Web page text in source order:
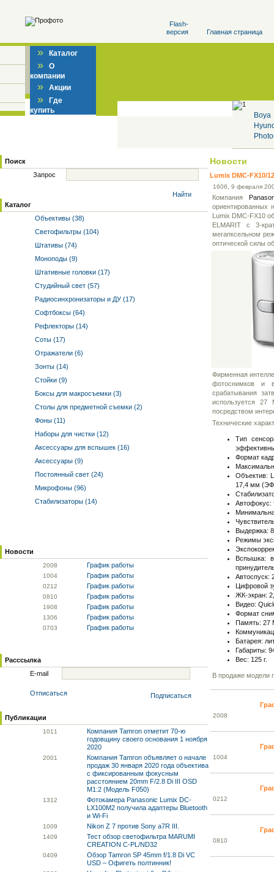
Flash-
версия
Главная страница
» Каталог
» О
компании
» Акции
» Где
купить
Boya
Поиск
Запрос
Найти
Каталог
Объективы (38)
Светофильтры (104)
Штативы (74)
Моноподы (9)
Штативные головки (17)
Студийный свет (57)
Радиосинхронизаторы и ДУ (17)
Софтбоксы (64)
Рефлекторы (14)
Соты (17)
Отражатели (6)
Зонты (14)
Стойки (9)
Боксы для макросъемки (3)
Столы для предметной съемки (2)
Фоны (11)
Наборы для чистки (12)
Аксессуары для вспышек (16)
Аксессуары (9)
Постоянный свет (24)
Микрофоны (96)
Стабилизаторы (14)
Новости
2008 График работы
1004 График работы
0212 График работы
0810 График работы
1908 График работы
1306 График работы
0703 График работы
Расссылка
E-mail
Отписаться Подписаться
Публикации
1011
Компания Tamron отметит 70-ю
годовщину своего основания 1 ноября
2020
2001
Компания Tamron объявляет о начале
продаж 30 января 2020 года объектива
с фиксированным фокусным
расстоянием 20mm F/2.8 Di III OSD
M1:2 (Модель F050)
1312
Фотокамера Panasonic Lumix DC-
LX100M2 получила адаптеры Bluetooth
и Wi-Fi
1009 Nikon Z 7 против Sony a7R III.
1409
Тест обзор светофильтра MARUMI
CREATION C-PL/ND32
0409
Обзор Tamron SP 45mm f/1.8 Di VC
USD – Офигеть полтинник!
Новости
Lumix DMC-FX10/
1606 , 9 февраля
Компания
ориентированных
Lumix DMC-FX10
ELMARIT с 3-
мегапксельном
оптической силы
Фирменная
фотоснимков и
срабатывания
используется
посредством
Технические
Тип
Формат
Объектив:
17,4 мм
Автофокус:
Выдержка:
Режимы
Вспышка:
Автоспуск:
Цифровой
ЖК-экран:
Видео:
Формат
Память: 27
Батарея:
Габариты:
Вес: 125 г.
В продаже модели
2008
1004
0212
0810